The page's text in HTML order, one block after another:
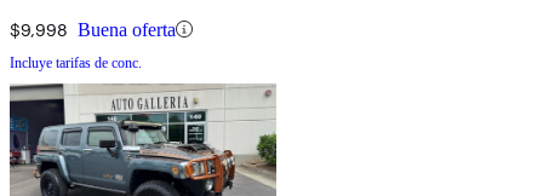
$9,998 Buena oferta
Incluye tarifas de conc.